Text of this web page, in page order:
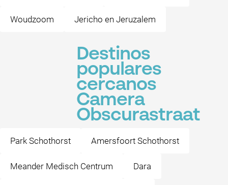
Woudzoom Jericho en Jeruzalem
Destinos
populares
cercanos
Camera
Obscurastraat
Park Schothorst Amersfoort Schothorst
Meander Medisch Centrum Dara